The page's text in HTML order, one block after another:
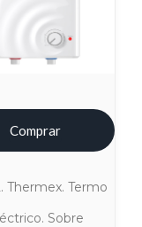
Comprar
Thermex. Termo
Sobre